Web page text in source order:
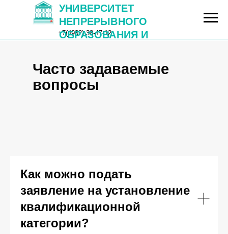
+7(4932) 38-47-12
Университет
УНИВЕРСИТЕТ
НЕПРЕРЫВНОГО
ОБРАЗОВАНИЯ И
Часто задаваемые
вопросы
Как можно подать
заявление на установление
квалификационной
категории?